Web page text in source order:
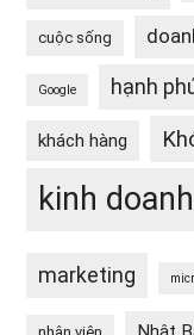
cuộc sống
Google hạnh
khách hàng
kinh doanh
marketing